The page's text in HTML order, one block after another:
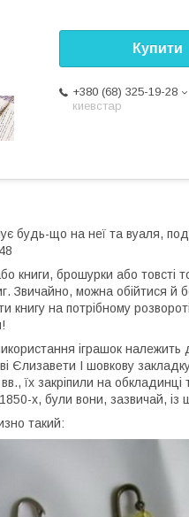
Купити
+380 (68) 325-19-28
киевстар
будь-що на неї та вуаля,
книги, брошурки або товсті
Звичайно, можна обійтися й
книгу на потрібному
іграшок
Єлизавети I шовкову
їх закріпили на обкладинці
х, були вони, зазвичай, із
такий: